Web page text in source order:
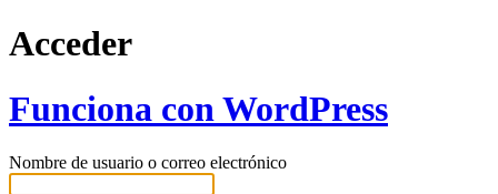
Acceder
Funciona con WordPress
Nombre de usuario o correo electrónico